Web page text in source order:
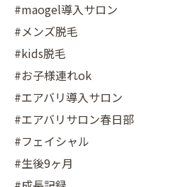
#maogel導入サロン
#メンズ脱毛
#kids脱毛
#お子様連れok
#エアバリ導入サロン
#エアバリサロン春日部
#フェイシャル
#生後9ヶ月